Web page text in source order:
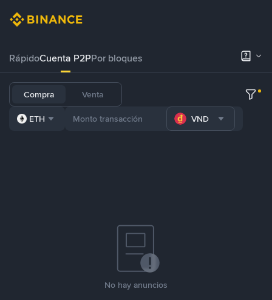
RápidoCuenta P2PPor bloques
Compra Venta
ETH VND
No hay anuncios